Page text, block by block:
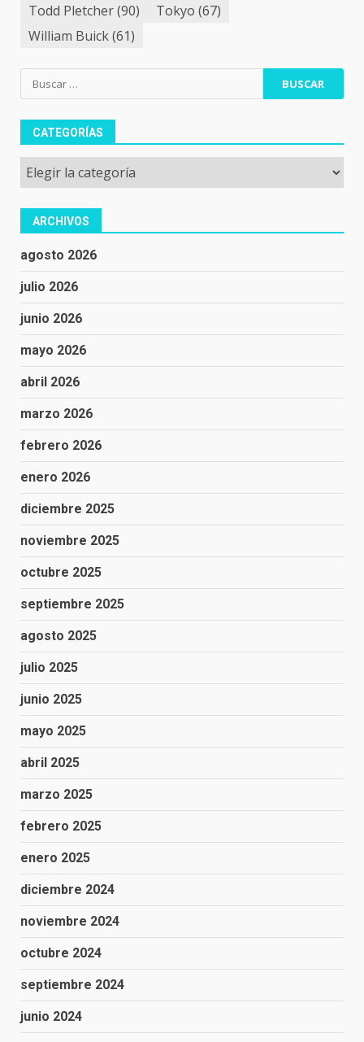
Todd Pletcher(90) Tokyo (67)
William Buick(61)
Buscar:
CATEGORÍAS
Categorías
ARCHIVOS
agosto 2026
julio 2026
junio 2026
mayo 2026
abril 2026
marzo 2026
febrero 2026
enero 2026
diciembre 2025
noviembre 2025
octubre 2025
septiembre 2025
agosto 2025
julio 2025
junio 2025
mayo 2025
abril 2025
marzo 2025
febrero 2025
enero 2025
diciembre 2024
noviembre 2024
octubre 2024
septiembre 2024
junio 2024